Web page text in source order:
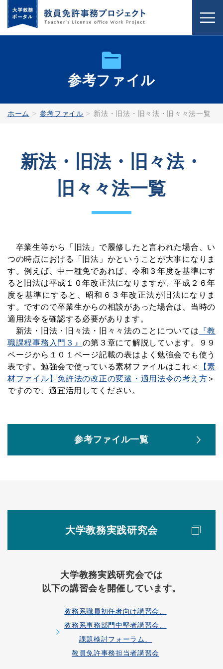
参考ファイル
ホーム 参考ファイル 新法・旧法・旧々法・旧々々法一覧
新法・旧法・旧々法・
旧々々法一覧
卒業生等から「旧法」で履修したと言われた場合、い
つの時点における「旧法」かということが大事になりま
す。例えば、中一種免であれば、令和３年度を基準にす
ると旧法は平成１０年改正法になりますが、平成２６年
度を基準にすると、昭和６３年改正法が旧法になりま
す。 ですので卒業生からの相談があった場合は、当時の
適用法令を確認する必要があります。
新法・旧法・旧々法・旧々々法のことについては 『教
職課程事務入門３』 の第３章にて解説しています。９９
ページから１０１ページ記載の表はよく勉強会でも使う
表です。勉強会で使っている素材ファイルはこれ＜
【素
材ファイル】免許法の改正の変遷・適用法令の考え方 ＞
ですので、適宜活用してください。
参考ファイル一覧
大学教務実践研究会
大学教務実践研究会では
以下の講習会を開催しています。
教務系職員初任者向け講習会、
教務系事務部門中堅者講習会、
課題検討フォーラム、
教員免許事務担当者講習会